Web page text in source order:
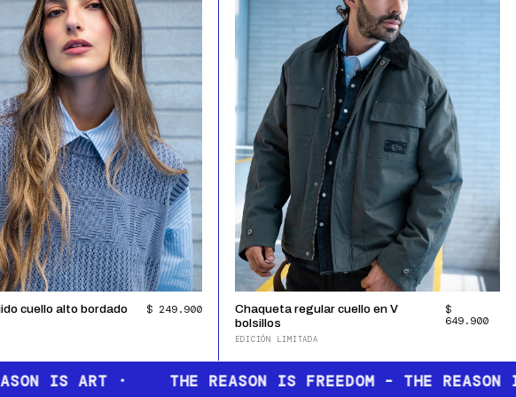
VER PIEZA
cuello alto bordado $ 249.900 VER PIEZA
Chaqueta regular cuello en V
bolsillos
$
649.900
EDICIÓN LIMITADA
FREEDOM - THE REASON IS ART · THE REASON IS